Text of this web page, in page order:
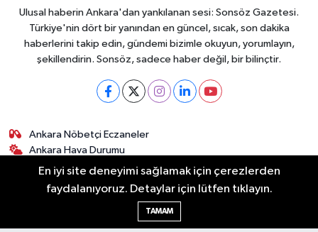
Ulusal haberin Ankara'dan yankılanan sesi: Sonsöz Gazetesi.
Türkiye'nin dört bir yanından en güncel, sıcak, son dakika
haberlerini takip edin, gündemi bizimle okuyun, yorumlayın,
şekillendirin. Sonsöz, sadece haber değil, bir bilinçtir.
Ankara Nöbetçi Eczaneler
Ankara Hava Durumu
Ankara Namaz Vakitleri
Puan Durumu ve Fikstür
Son Dakika Haberleri
En iyi site deneyimi sağlamak için çerezlerden
faydalanıyoruz. Detaylar için lütfen tıklayın.
TAMAM